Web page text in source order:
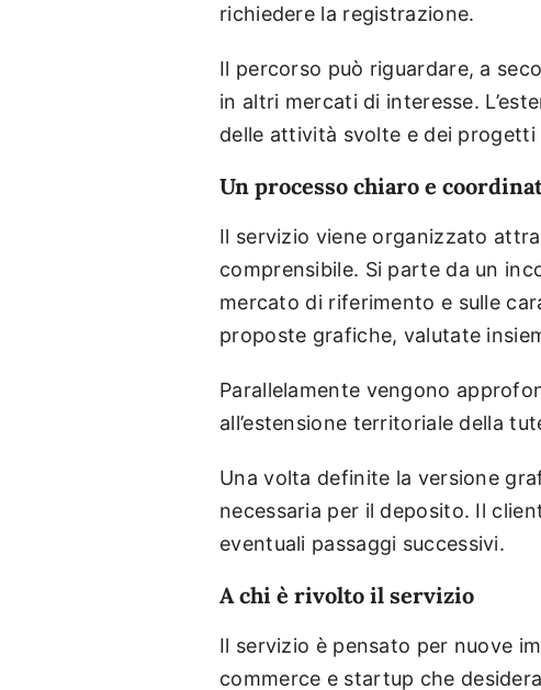
richiedere la registrazione.
Il percorso può riguardare, a
in altri mercati di interesse.
delle attività svolte e dei progetti
Un processo chiaro e
Il servizio viene organizzato
comprensibile. Si parte da un
mercato di riferimento e sulle
proposte grafiche, valutate
Parallelamente vengono
all’estensione territoriale della
Una volta definite la versione
necessaria per il deposito. Il
eventuali passaggi successivi.
A chi è rivolto il servizio
Il servizio è pensato per nuove
commerce e startup che